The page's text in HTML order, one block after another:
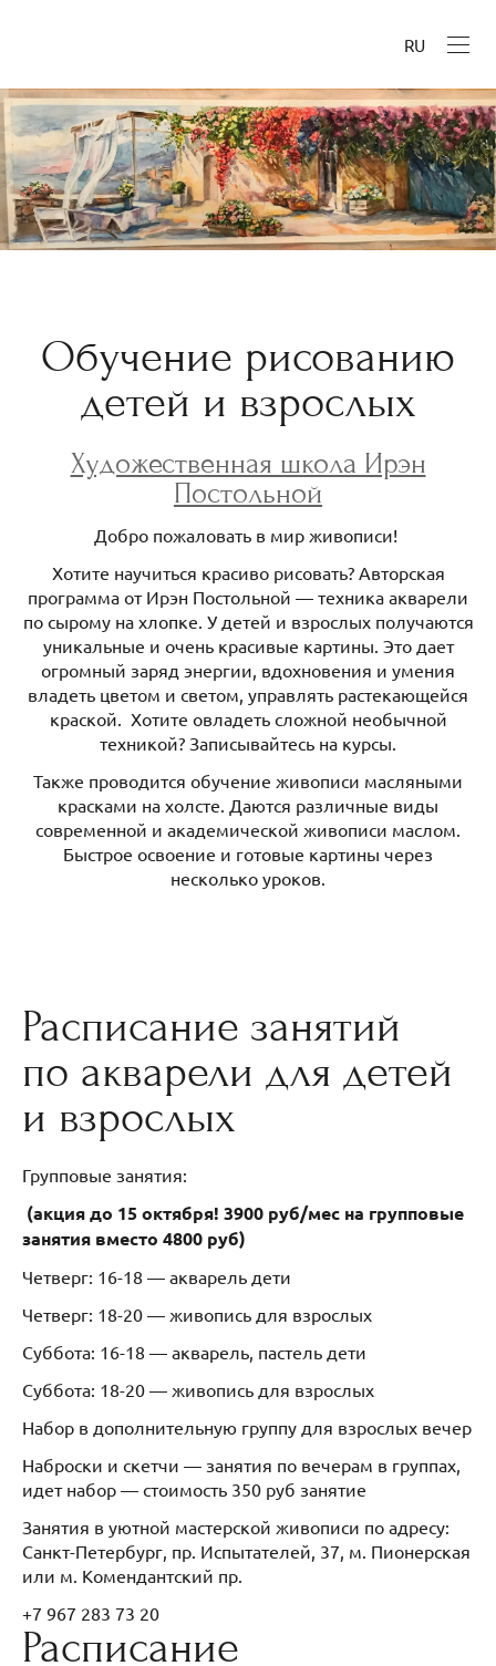
RU
Обучение рисованию
детей и взрослых
Художественная школа Ирэн
Постольной
Добро пожаловать в мир живописи!
Хотите научиться красиво рисовать? Авторская
программа от Ирэн Постольной — техника акварели
по сырому на хлопке. У детей и взрослых получаются
уникальные и очень красивые картины. Это дает
огромный заряд энергии, вдохновения и умения
владеть цветом и светом, управлять растекающейся
краской. Хотите овладеть сложной необычной
техникой? Записывайтесь на курсы.
Также проводится обучение живописи масляными
красками на холсте. Даются различные виды
современной и академической живописи маслом.
Быстрое освоение и готовые картины через
несколько уроков.
Расписание занятий
по акварели для детей
и взрослых
Групповые занятия:
(акция до 15 октября! 3900 руб/мес на групповые
занятия вместо 4800 руб)
Четверг: 16-18 — акварель дети
Четверг: 18-20 — живопись для взрослых
Суббота: 16-18 — акварель, пастель дети
Суббота: 18-20 — живопись для взрослых
Набор в дополнительную группу для взрослых вечер
Наброски и скетчи — занятия по вечерам в группах,
идет набор — стоимость 350 руб занятие
Занятия в уютной мастерской живописи по адресу:
Санкт-Петербург, пр. Испытателей, 37, м. Пионерская
или м. Комендантский пр.
+7 967 283 73 20
Расписание